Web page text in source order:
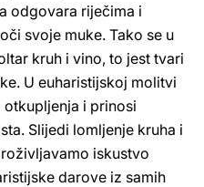
odgovara riječima i
svoje muke. Tako se u
kruh i vino, to jest tvari
U euharistijskoj molitvi
i prinosi
Slijedi lomljenje kruha i
iskustvo
darove iz samih